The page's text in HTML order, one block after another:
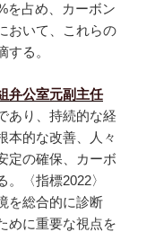
を占め、カーボン
おいて、これらの
る。
弁公室元副主任
あり、持続的な経
本的な改善、人々
定の確保、カーボ
〈指標2022〉
を総合的に診断
めに重要な視点を